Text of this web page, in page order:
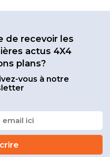
de recevoir les
actus 4X4
plans?
vous à notre